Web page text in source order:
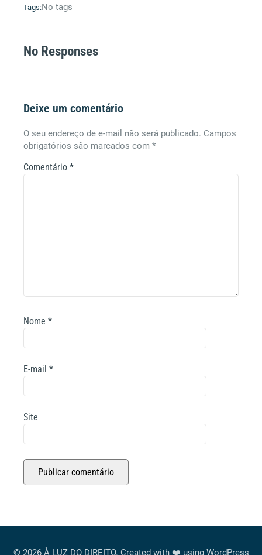
Tags:No tags
No Responses
Deixe um comentário
O seu endereço de e-mail não será publicado. Campos
obrigatórios são marcados com *
Comentário *
Nome *
E-mail *
Site
© 2026 À LUZ DO DIREITO. Created with ❤️ using WordPress